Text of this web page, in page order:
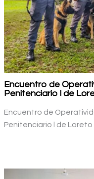
Encuentro de
Penitenciario l de
Encuentro de
Penitenciario l de Loreto